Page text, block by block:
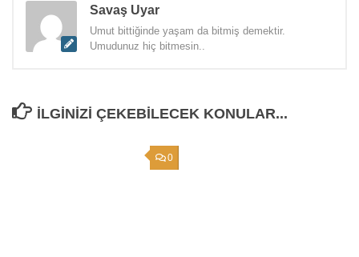
Savaş Uyar
Umut bittiğinde yaşam da bitmiş demektir.
Umudunuz hiç bitmesin..
İLGINIZI ÇEKEBILECEK KONULAR...
0